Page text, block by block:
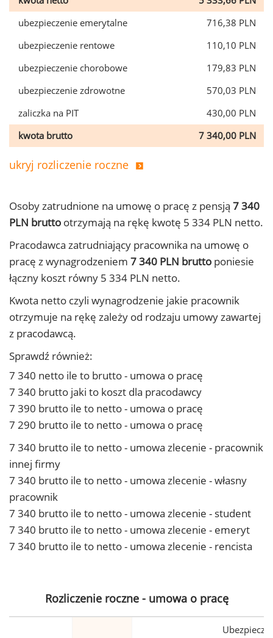
ubezpieczenie emerytalne
716,38 PLN
ubezpieczenie rentowe
110,10 PLN
ubezpieczenie chorobowe
179,83 PLN
ubezpieczenie zdrowotne
570,03 PLN
zaliczka na PIT
430,00 PLN
kwota brutto
7 340,00 PLN
ukryj rozliczenie roczne
Osoby zatrudnione na umowę o pracę z pensją 7 340
PLN brutto otrzymają na rękę kwotę 5 334 PLN netto.
Pracodawca zatrudniający pracownika na umowę o
pracę z wynagrodzeniem 7 340 PLN brutto poniesie
łączny koszt równy 5 334 PLN netto.
Kwota netto czyli wynagrodzenie jakie pracownik
otrzymuje na rękę zależy od rodzaju umowy zawartej
z pracodawcą.
Sprawdź również:
7 340 netto ile to brutto - umowa o pracę
7 340 brutto jaki to koszt dla pracodawcy
7 390 brutto ile to netto - umowa o pracę
7 290 brutto ile to netto - umowa o pracę
7 340 brutto ile to netto - umowa zlecenie - pracownik
innej firmy
7 340 brutto ile to netto - umowa zlecenie - własny
pracownik
7 340 brutto ile to netto - umowa zlecenie - student
7 340 brutto ile to netto - umowa zlecenie - emeryt
7 340 brutto ile to netto - umowa zlecenie - rencista
Rozliczenie roczne - umowa o pracę